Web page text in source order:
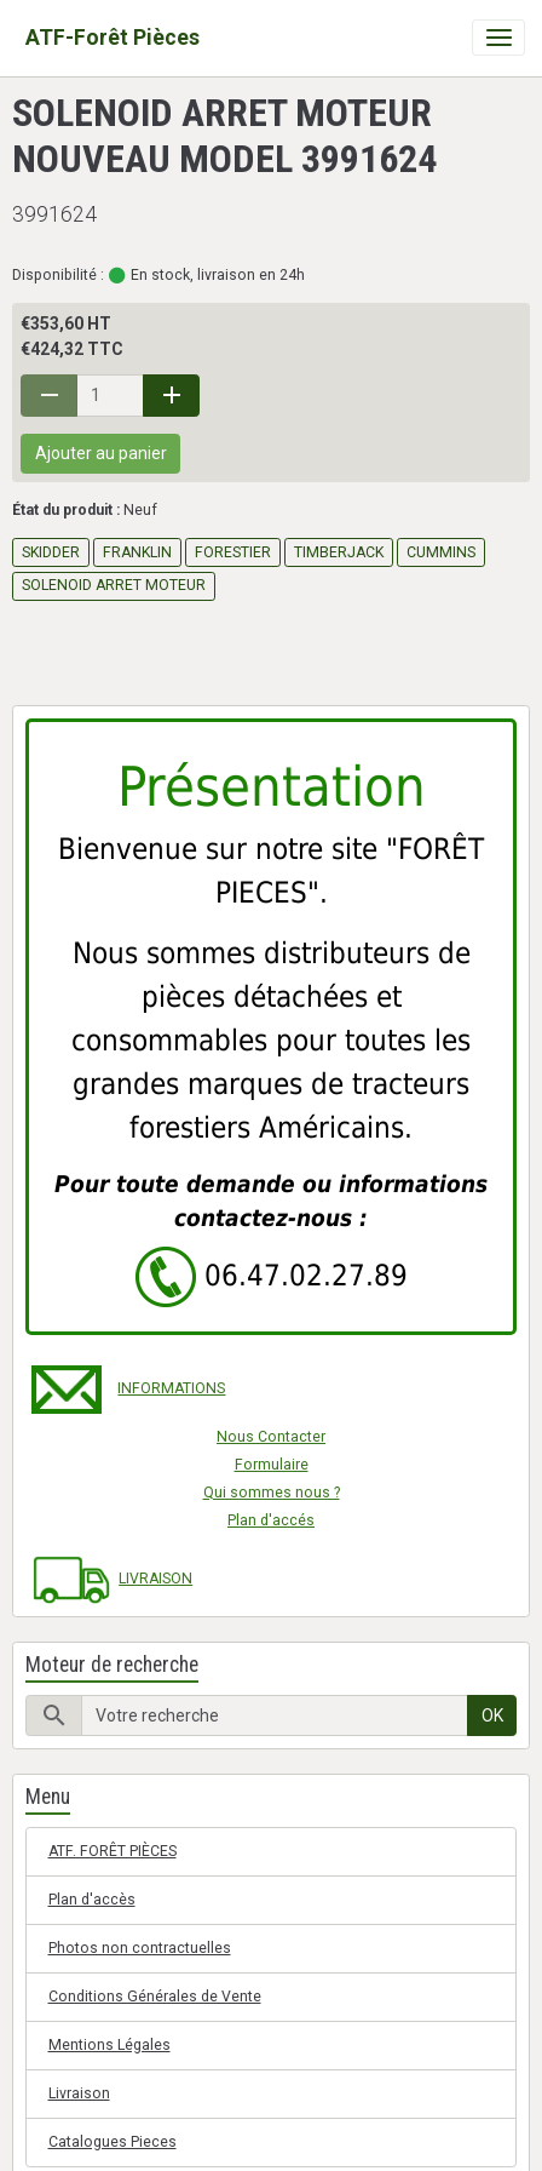
ATF-Forêt Pièces
SOLENOID ARRET MOTEUR
NOUVEAU MODEL 3991624
3991624
Disponibilité : En stock, livraison en 24h
€353,60 HT
€424,32 TTC
Ajouter au panier
État du produit : Neuf
SKIDDER FRANKLIN FORESTIER TIMBERJACK
CUMMINS
SOLENOID ARRET MOTEUR
Présentation
Bienvenue sur notre site "FORÊT
PIECES".
Nous sommes distributeurs de
pièces détachées et
consommables pour toutes les
grandes marques de tracteurs
forestiers Américains.
Pour toute demande ou informations
contactez-nous :
06.47.02.27.89
INFORMATIONS
Nous Contacter
Formulaire
Qui sommes nous ?
Plan d'accés
LIVRAISON
Moteur de recherche
OK
Menu
ATF. FORÊT PIÈCES
Plan d'accès
Photos non contractuelles
Conditions Générales de Vente
Mentions Légales
Livraison
Catalogues Pieces